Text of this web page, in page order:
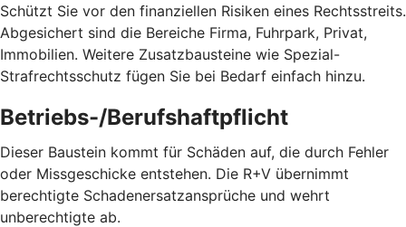
Schützt Sie vor den finanziellen Risiken eines Rechtsstreits.
Abgesichert sind die Bereiche Firma, Fuhrpark, Privat,
Immobilien. Weitere Zusatzbausteine wie Spezial-
Strafrechtsschutz fügen Sie bei Bedarf einfach hinzu.
Betriebs-/Berufshaftpflicht
Dieser Baustein kommt für Schäden auf, die durch Fehler
oder Missgeschicke entstehen. Die R+V übernimmt
berechtigte Schadenersatzansprüche und wehrt
unberechtigte ab.